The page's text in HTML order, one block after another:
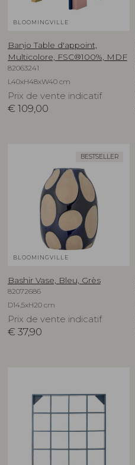
BLOOMINGVILLE
Banjo Table d'appoint,
Multicolore, FSC®100%, MDF
82063241
L40xH48xW40 cm
Prix de vente indicatif
€ 109,00
BESTSELLER
BLOOMINGVILLE
Bashir Vase, Bleu, Grès
82072686
D14,5xH20 cm
Prix de vente indicatif
€ 37,90